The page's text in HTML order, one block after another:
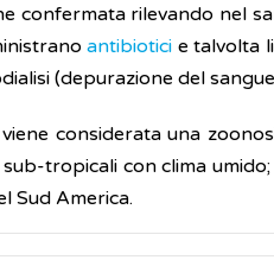
confermata rilevando nel
antibiotici e talvolta
(depurazione del
considerata una
tropicali con clima
Sud America.